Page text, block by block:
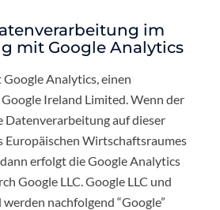
im
mit Google Analytics
Analytics, einen
Ireland Limited. Wenn der
auf dieser
Europäischen Wirtschaftsraumes
erfolgt die Google Analytics
Google LLC. Google LLC und
nachfolgend “Google”